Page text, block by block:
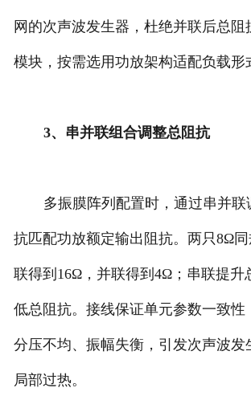
网的次声波发生器，杜绝并联后总阻
模块，按需选用功放架构适配负载形
3、串并联组合调整总阻抗
多振膜阵列配置时，通过串并联
抗匹配功放额定输出阻抗。两只8Ω
联得到16Ω，并联得到4Ω；串联提升
低总阻抗。接线保证单元参数一致性
分压不均、振幅失衡，引发次声波发
局部过热。